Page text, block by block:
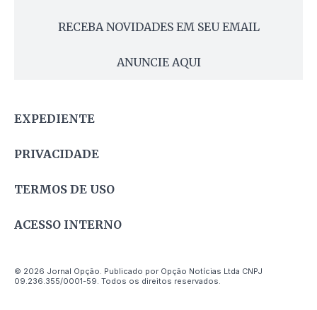
RECEBA NOVIDADES EM SEU EMAIL
ANUNCIE AQUI
EXPEDIENTE
PRIVACIDADE
TERMOS DE USO
ACESSO INTERNO
© 2026 Jornal Opção. Publicado por Opção Notícias Ltda CNPJ
09.236.355/0001-59. Todos os direitos reservados.